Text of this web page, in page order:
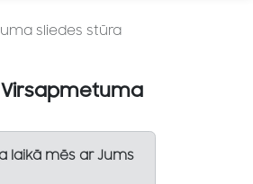
sliedes stūra
Virsapmetuma
laikā mēs ar Jums